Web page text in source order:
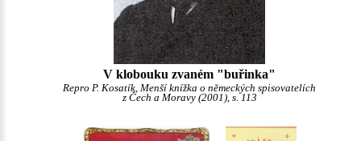
V klobouku zvaném "buřinka"
Repro P. Kosatík, Menší knížka o německých spisovatelích
z Čech a Moravy (2001), s. 113